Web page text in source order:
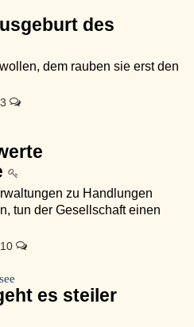
des
dem rauben sie erst den
zu Handlungen
tun der Gesellschaft einen
es steiler